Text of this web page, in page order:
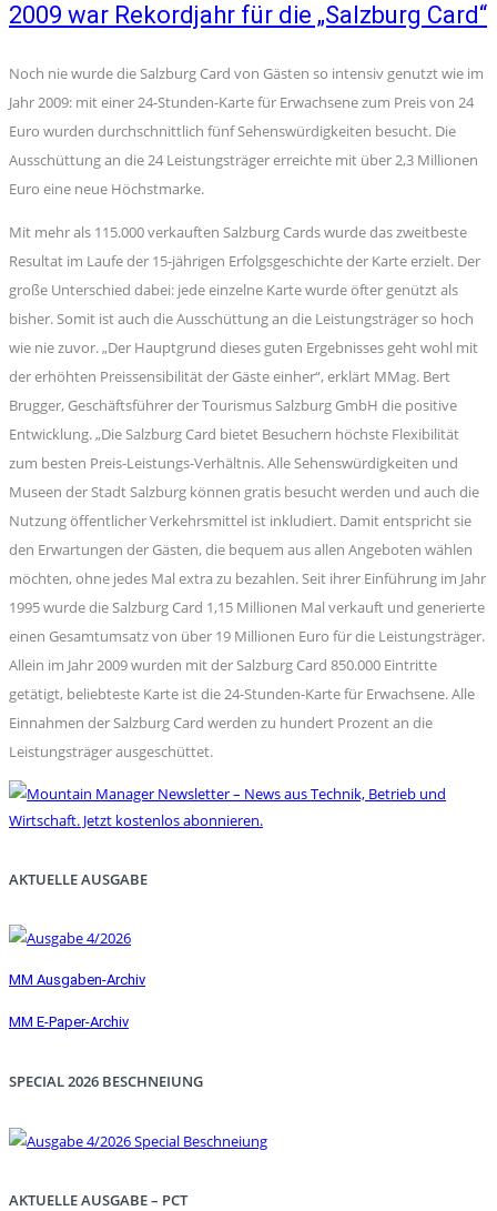
2009 war Rekordjahr für die „Salzburg Card“
Noch nie wurde die Salzburg Card von Gästen so intensiv genutzt wie im
Jahr 2009: mit einer 24-Stunden-Karte für Erwachsene zum Preis von 24
Euro wurden durchschnittlich fünf Sehenswürdigkeiten besucht. Die
Ausschüttung an die 24 Leistungsträger erreichte mit über 2,3 Millionen
Euro eine neue Höchstmarke.
Mit mehr als 115.000 verkauften Salzburg Cards wurde das zweitbeste
Resultat im Laufe der 15-jährigen Erfolgsgeschichte der Karte erzielt. Der
große Unterschied dabei: jede einzelne Karte wurde öfter genützt als
bisher. Somit ist auch die Ausschüttung an die Leistungsträger so hoch
wie nie zuvor. „Der Hauptgrund dieses guten Ergebnisses geht wohl mit
der erhöhten Preissensibilität der Gäste einher“, erklärt MMag. Bert
Brugger, Geschäftsführer der Tourismus Salzburg GmbH die positive
Entwicklung. „Die Salzburg Card bietet Besuchern höchste Flexibilität
zum besten Preis-Leistungs-Verhältnis. Alle Sehenswürdigkeiten und
Museen der Stadt Salzburg können gratis besucht werden und auch die
Nutzung öffentlicher Verkehrsmittel ist inkludiert. Damit entspricht sie
den Erwartungen der Gästen, die bequem aus allen Angeboten wählen
möchten, ohne jedes Mal extra zu bezahlen. Seit ihrer Einführung im Jahr
1995 wurde die Salzburg Card 1,15 Millionen Mal verkauft und generierte
einen Gesamtumsatz von über 19 Millionen Euro für die Leistungsträger.
Allein im Jahr 2009 wurden mit der Salzburg Card 850.000 Eintritte
getätigt, beliebteste Karte ist die 24-Stunden-Karte für Erwachsene. Alle
Einnahmen der Salzburg Card werden zu hundert Prozent an die
Leistungsträger ausgeschüttet.
AKTUELLE AUSGABE
MM Ausgaben-Archiv
MM E-Paper-Archiv
SPECIAL 2026 BESCHNEIUNG
AKTUELLE AUSGABE – PCT